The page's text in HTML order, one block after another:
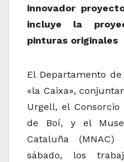
innovador
incluye la
pinturas originales
El Departamento
«la Caixa»,
Urgell, el
de Boí, y el
Cataluña
sábado, los